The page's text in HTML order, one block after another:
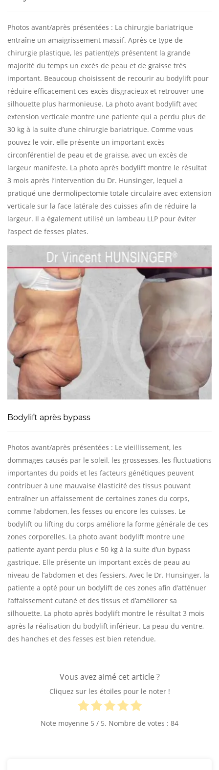
Photos avant/après présentées : La chirurgie bariatrique
entraîne un amaigrissement massif. Après ce type de
chirurgie plastique, les patient(e)s présentent la grande
majorité du temps un excès de peau et de graisse très
important. Beaucoup choisissent de recourir au bodylift pour
réduire efficacement ces excès disgracieux et retrouver une
silhouette plus harmonieuse. La photo avant bodylift avec
extension verticale montre une patiente qui a perdu plus de
30 kg à la suite d’une chirurgie bariatrique. Comme vous
pouvez le voir, elle présente un important excès
circonférentiel de peau et de graisse, avec un excès de
largeur manifeste. La photo après bodylift montre le résultat
3 mois après l’intervention du Dr. Hunsinger, lequel a
pratiqué une dermolipectomie totale circulaire avec extension
verticale sur la face latérale des cuisses afin de réduire la
largeur. Il a également utilisé un lambeau LLP pour éviter
l’aspect de fesses plates.
Bodylift après bypass
Photos avant/après présentées : Le vieillissement, les
dommages causés par le soleil, les grossesses, les fluctuations
importantes du poids et les facteurs génétiques peuvent
contribuer à une mauvaise élasticité des tissus pouvant
entraîner un affaissement de certaines zones du corps,
comme l’abdomen, les fesses ou encore les cuisses. Le
bodylift ou lifting du corps améliore la forme générale de ces
zones corporelles. La photo avant bodylift montre une
patiente ayant perdu plus e 50 kg à la suite d’un bypass
gastrique. Elle présente un important excès de peau au
niveau de l’abdomen et des fessiers. Avec le Dr. Hunsinger, la
patiente a opté pour un bodylift de ces zones afin d’atténuer
l’affaissement cutané et des tissus et d’améliorer sa
silhouette. La photo après bodylift montre le résultat 3 mois
après la réalisation du bodylift inférieur. La peau du ventre,
des hanches et des fesses est bien retendue.
Vous avez aimé cet article ?
Cliquez sur les étoiles pour le noter !
Note moyenne 5 / 5. Nombre de votes : 84